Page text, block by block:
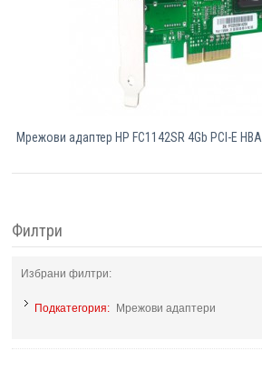
Мрежови адаптер HP FC1142SR 4Gb PCI-E HBA
Филтри
Избрани филтри:
Подкатегория: Мрежови адаптери